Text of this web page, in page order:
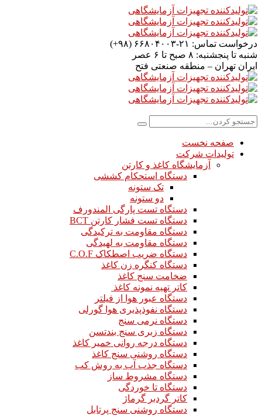
درخواست تماس: ۲۱-۶۶۸۰۴۰۰۳ (۹۸+)
شنبه تا پنجشنبه: ۸ صبح تا ۶ عصر
ایران تهران – منطقه صنعتی فتح
صفحه نخست
تولیدات شرکت
آزمایشگاه کاغذ و کارتن
دستگاه استحکام کششی
تک ستونه
دو ستونه
دستگاه تست پارگی المندورف
دستگاه تست فشار کارتن BCT
دستگاه مقاومت به ترکیدگی
دستگاه مقاومت به لهیدگی
دستگاه ضریب اصطکاک C.O.F
دستگاه کنگره زن کاغذ
ضخامت سنج کاغذ
کاتر تهیه نمونه کاغذ
دستگاه عبور هوا از فیلتر
دستگاه نفوذپذیری هوا گورلی
دستگاه نرمی سنج
دستگاه زبری سنج بندتسن
دستگاه درجه روانی خمیر کاغذ
دستگاه روشنی سنج کاغذ
دستگاه جذب آب به روش کب
دستگاه مشروط ساز
دستگاه تا خوردگی
کاتر گردبر گرماژ
دستگاه روشنی سنج پرتابل